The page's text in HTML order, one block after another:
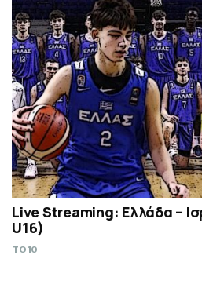
Live Streaming: Ελλάδα –
U16)
TO10